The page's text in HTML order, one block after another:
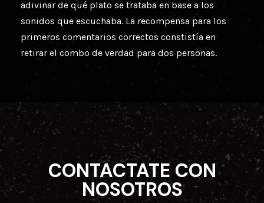
adivinar de qué plato se trataba en base a los
sonidos que escuchaba. La recompensa para los
primeros comentarios correctos constistía en
retirar el combo de verdad para dos personas.
CONTACTATE CON
NOSOTROS